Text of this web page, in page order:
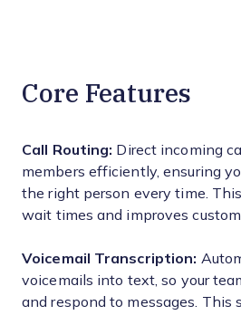
Core Features
Call Routing: Direct incoming
members efficiently, ensuring
the right person every time.
wait times and improves
Voicemail Transcription:
voicemails into text, so your
and respond to messages. This